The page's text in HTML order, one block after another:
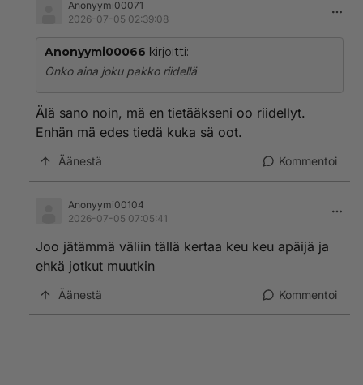
Anonyymi00071
2026-07-05 02:39:08
Anonyymi00066 kirjoitti:
Onko aina joku pakko riidellä
Älä sano noin, mä en tietääkseni oo riidellyt.
Enhän mä edes tiedä kuka sä oot.
Äänestä Kommentoi
Anonyymi00104
2026-07-05 07:05:41
Joo jätämmä väliin tällä kertaa keu keu apäijä ja
ehkä jotkut muutkin
Äänestä Kommentoi